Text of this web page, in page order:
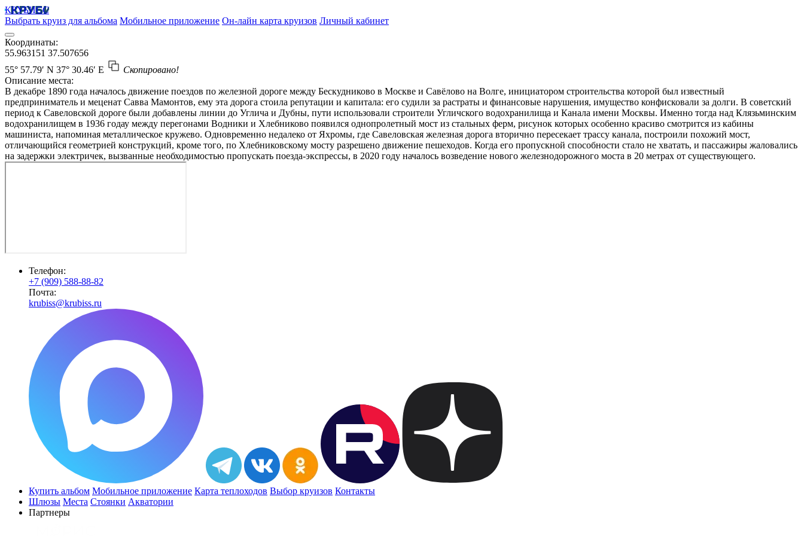
КРУБИСС
Выбрать круиз для альбома Мобильное приложение Он-лайн карта круизов Личный кабинет
Координаты:
55.963151 37.507656
55° 57.79′ N 37° 30.46′ E
Скопировано!
Описание места:
В декабре 1890 года началось движение поездов по железной дороге между Бескудниково в Москве и Савёлово на Волге, инициатором строительства которой был известный
предприниматель и меценат Савва Мамонтов, ему эта дорога стоила репутации и капитала: его судили за растраты и финансовые нарушения, имущество конфисковали за долги. В советский
период к Савеловской дороге были добавлены линии до Углича и Дубны, пути использовали строители Угличского водохранилища и Канала имени Москвы. Именно тогда над Клязьминским
водохранилищем в 1936 годау между перегонами Водники и Хлебниково появился однопролетный мост из стальных ферм, рисунок которых особенно красиво смотрится из кабины
машиниста, напоминая металлическое кружево. Одновременно недалеко от Яхромы, где Савеловская железная дорога вторично пересекает трассу канала, построили похожий мост,
отличающийся геометрией конструкций, кроме того, по Хлебниковскому мосту разрешено движение пешеходов. Когда его пропускной способности стало не хватать, и пассажиры жаловались
на задержки электричек, вызванные необходимостью пропускать поезда-экспрессы, в 2020 году началось возведение нового железнодорожного моста в 20 метрах от существующего.
Телефон:
+7 (909) 588-88-82
Почта:
krubiss@krubiss.ru
Купить альбом Мобильное приложение Карта теплоходов Выбор круизов Контакты
Шлюзы Места Стоянки Акватории
Партнеры